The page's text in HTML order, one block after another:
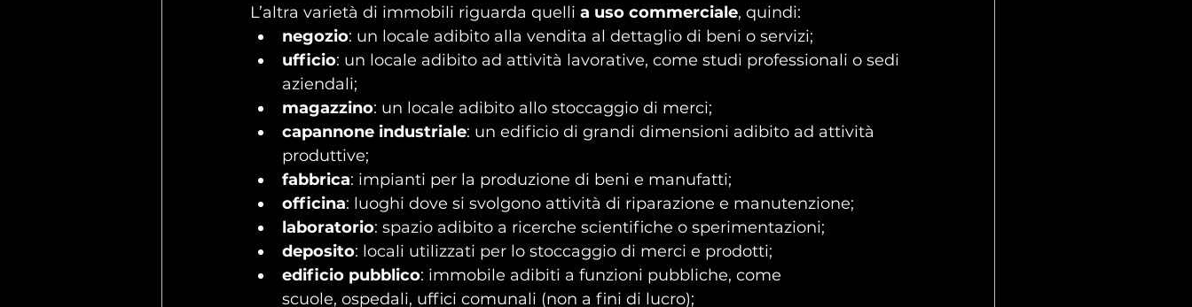
L’altra varietà di immobili riguarda quelli a uso commerciale, quindi:
negozio: un locale adibito alla vendita al dettaglio di beni o servizi;
ufficio: un locale adibito ad attività lavorative, come studi professionali o sedi
aziendali;
magazzino: un locale adibito allo stoccaggio di merci;
capannone industriale: un edificio di grandi dimensioni adibito ad attività
produttive;
fabbrica: impianti per la produzione di beni e manufatti;
officina: luoghi dove si svolgono attività di riparazione e manutenzione;
laboratorio: spazio adibito a ricerche scientifiche o sperimentazioni;
deposito: locali utilizzati per lo stoccaggio di merci e prodotti;
edificio pubblico: immobile adibiti a funzioni pubbliche, come
scuole, ospedali, uffici comunali (non a fini di lucro);